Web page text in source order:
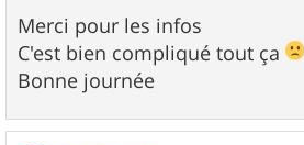
s
s
a
g
e
Merci pour les infos
C'est bien compliqué tout ça
Bonne journée